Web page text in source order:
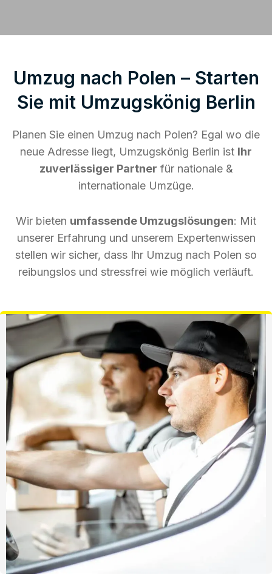
Umzug nach Polen – Starten
Sie mit Umzugskönig Berlin
Planen Sie einen Umzug nach Polen? Egal wo die
neue Adresse liegt, Umzugskönig Berlin ist Ihr
zuverlässiger Partner für nationale &
internationale Umzüge.
Wir bieten umfassende Umzugslösungen: Mit
unserer Erfahrung und unserem Expertenwissen
stellen wir sicher, dass Ihr Umzug nach Polen so
reibungslos und stressfrei wie möglich verläuft.